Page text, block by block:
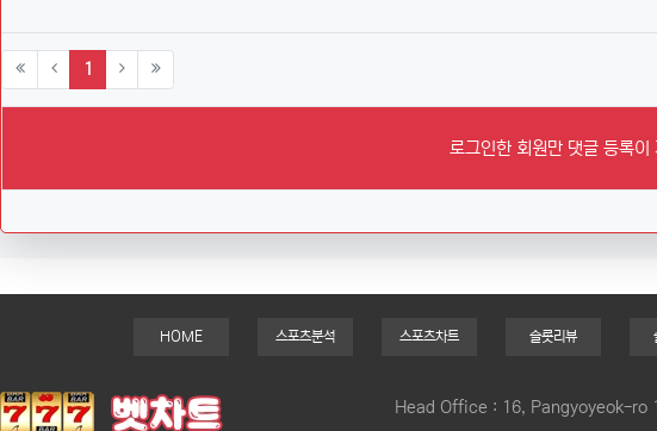
1 (current)
로그인한 회원만 댓글 등록이
HOME 스포츠분석 스포츠차트 슬롯리뷰
Head Office : 16, Pangyoyeok-